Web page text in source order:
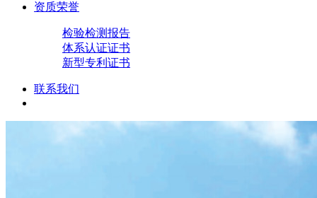
资质荣誉
检验检测报告
体系认证证书
新型专利证书
联系我们